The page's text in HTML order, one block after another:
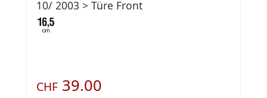
10/ 2003 > Türe Front
CHF 39.00